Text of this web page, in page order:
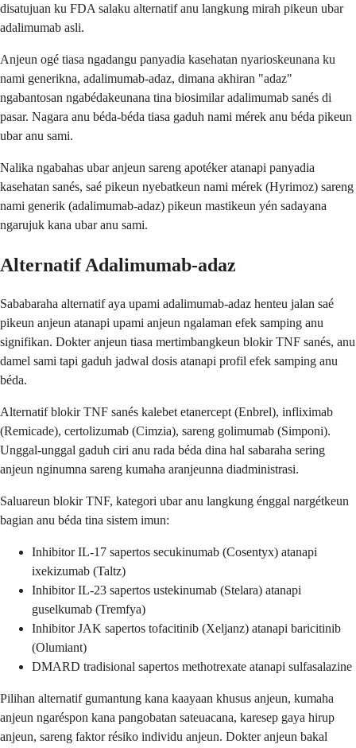
disatujuan ku FDA salaku alternatif anu langkung mirah pikeun ubar
adalimumab asli.
Anjeun ogé tiasa ngadangu panyadia kasehatan nyarioskeunana ku
nami generikna, adalimumab-adaz, dimana akhiran "adaz"
ngabantosan ngabédakeunana tina biosimilar adalimumab sanés di
pasar. Nagara anu béda-béda tiasa gaduh nami mérek anu béda pikeun
ubar anu sami.
Nalika ngabahas ubar anjeun sareng apotéker atanapi panyadia
kasehatan sanés, saé pikeun nyebatkeun nami mérek (Hyrimoz) sareng
nami generik (adalimumab-adaz) pikeun mastikeun yén sadayana
ngarujuk kana ubar anu sami.
Alternatif Adalimumab-adaz
Sababaraha alternatif aya upami adalimumab-adaz henteu jalan saé
pikeun anjeun atanapi upami anjeun ngalaman efek samping anu
signifikan. Dokter anjeun tiasa mertimbangkeun blokir TNF sanés, anu
damel sami tapi gaduh jadwal dosis atanapi profil efek samping anu
béda.
Alternatif blokir TNF sanés kalebet etanercept (Enbrel), infliximab
(Remicade), certolizumab (Cimzia), sareng golimumab (Simponi).
Unggal-unggal gaduh ciri anu rada béda dina hal sabaraha sering
anjeun nginumna sareng kumaha aranjeunna diadministrasi.
Saluareun blokir TNF, kategori ubar anu langkung énggal nargétkeun
bagian anu béda tina sistem imun:
Inhibitor IL-17 sapertos secukinumab (Cosentyx) atanapi
ixekizumab (Taltz)
Inhibitor IL-23 sapertos ustekinumab (Stelara) atanapi
guselkumab (Tremfya)
Inhibitor JAK sapertos tofacitinib (Xeljanz) atanapi baricitinib
(Olumiant)
DMARD tradisional sapertos methotrexate atanapi sulfasalazine
Pilihan alternatif gumantung kana kaayaan khusus anjeun, kumaha
anjeun ngaréspon kana pangobatan sateuacana, karesep gaya hirup
anjeun, sareng faktor résiko individu anjeun. Dokter anjeun bakal